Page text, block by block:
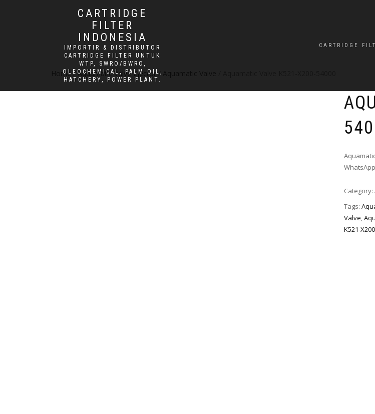
CARTRIDGE
FILTER
INDONESIA
IMPORTIR & DISTRIBUTOR
CARTRIDGE FILTER UNTUK
WTP, SWRO/BWRO,
OLEOCHEMICAL, PALM OIL,
HATCHERY, POWER PLANT.
CARTRIDGE
Home/Aquamatic Valve Ejector/
Category:
Tags:
Valve,
K521-